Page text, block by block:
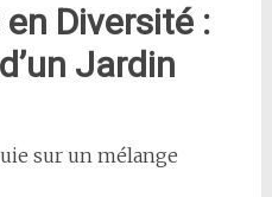
en Diversité :
Jardin
sur un mélange